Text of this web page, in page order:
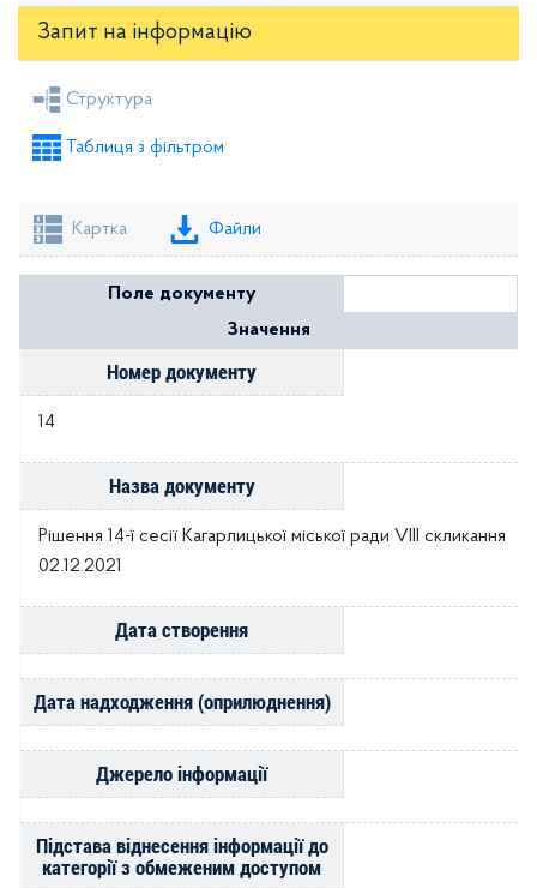
Запит на iнформацію
Рішення міської ради
Розпорядження голови
Структура
Таблиця з фільтром
Картка Файли
Поле документу
Значення
Номер документу
14
Назва документу
Рішення 14-ї сесії Кагарлицької міської ради VIII скликання
02.12.2021
Дата створення
Дата надходження (оприлюднення)
Джерело інформації
Підстава віднесення інформації до
категорії з обмеженим доступом